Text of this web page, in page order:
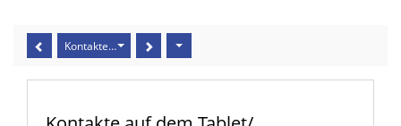
Kontakte auf dem Tablet/ Smartphone verifizieren